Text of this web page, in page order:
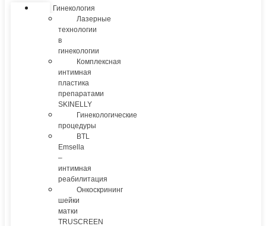
Гинекология
Лазерные
технологии
в
гинекологии
Комплексная
интимная
пластика
препаратами
SKINELLY
Гинекологические
процедуры
BTL
Emsella
–
интимная
реабилитация
Онкоскрининг
шейки
матки
TRUSCREEN